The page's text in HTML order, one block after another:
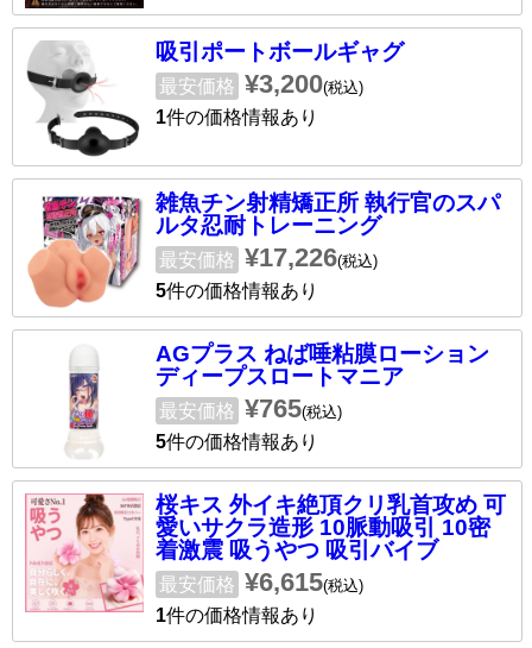
吸引ポートボールギャグ
最安価格 ¥3,200(税込)
1件の価格情報あり
雑魚チン射精矯正所 執行官のスパ
ルタ忍耐トレーニング
最安価格 ¥17,226(税込)
5件の価格情報あり
AGプラス ねば唾粘膜ローション
ディープスロートマニア
最安価格 ¥765(税込)
5件の価格情報あり
桜キス 外イキ絶頂クリ乳首攻め 可
愛いサクラ造形 10脈動吸引 10密
着激震 吸うやつ 吸引バイブ
最安価格 ¥6,615(税込)
1件の価格情報あり